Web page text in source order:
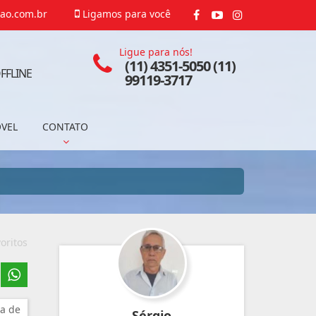
Ligamos para você
CONTATO
Ligue para nós!
(11) 4351-5050 (11)
99119-3717
de